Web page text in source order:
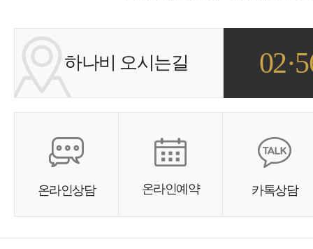
하나비 오시는길
온라인상담 온라인예약 카톡상담